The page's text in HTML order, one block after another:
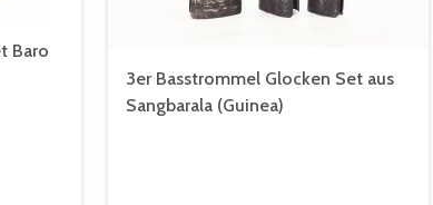
Baro
3er Basstrommel Glocken Set aus
Sangbarala (Guinea)